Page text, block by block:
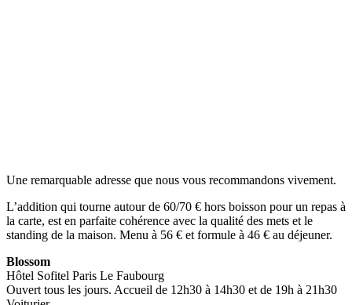
Une remarquable adresse que nous vous recommandons vivement.
L’addition qui tourne autour de 60/70 € hors boisson pour un repas à
la carte, est en parfaite cohérence avec la qualité des mets et le
standing de la maison. Menu à 56 € et formule à 46 € au déjeuner.
Blossom
Hôtel Sofitel Paris Le Faubourg
Ouvert tous les jours. Accueil de 12h30 à 14h30 et de 19h à 21h30